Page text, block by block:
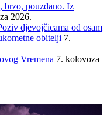
brzo, pouzdano. Iz
2026.
djevojčicama od osam
obitelji 7.
Vremena 7. kolovoza